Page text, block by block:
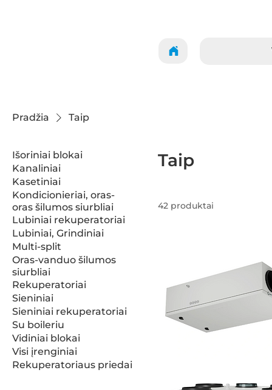
Pradžia Taip
Išoriniai blokai
Kanaliniai
Kasetiniai
Kondicionieriai, oras-
oras šilumos siurbliai
Lubiniai rekuperatoriai
Lubiniai, Grindiniai
Multi-split
Oras-vanduo šilumos
siurbliai
Rekuperatoriai
Sieniniai
Sieniniai rekuperatoriai
Su boileriu
Vidiniai blokai
Visi įrenginiai
Rekuperatoriaus priedai
Taip
42 produktai